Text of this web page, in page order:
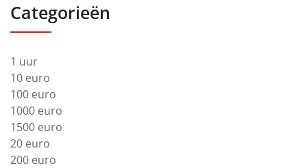
Categorieën
1 uur
10 euro
100 euro
1000 euro
1500 euro
20 euro
200 euro